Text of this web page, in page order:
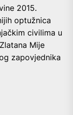
2015.
optužnica
civilima u
Mije
zapovjednika